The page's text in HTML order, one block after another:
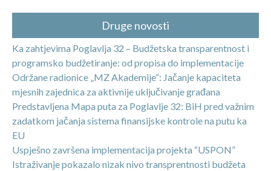
Druge novosti
Ka zahtjevima Poglavlja 32 – Budžetska transparentnost i
programsko budžetiranje: od propisa do implementacije
Održane radionice „MZ Akademije“: Jačanje kapaciteta
mjesnih zajednica za aktivnije uključivanje građana
Predstavljena Mapa puta za Poglavlje 32: BiH pred važnim
zadatkom jačanja sistema finansijske kontrole na putu ka
EU
Uspješno završena implementacija projekta “USPON”
Istraživanje pokazalo nizak nivo transprentnosti budžeta